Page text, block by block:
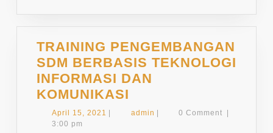
TRAINING PENGEMBANGAN
SDM BERBASIS TEKNOLOGI
INFORMASI DAN
KOMUNIKASI
PENGEMBANGAN
April 15, 2021 April
admin admin 0 Comment
3:00 pm